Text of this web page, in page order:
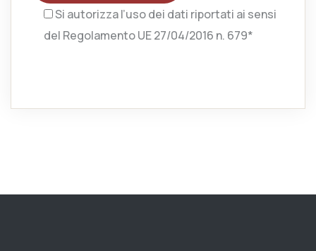
Si autorizza l’uso dei dati riportati ai sensi
del Regolamento UE 27/04/2016 n. 679*